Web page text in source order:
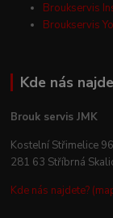
Broukservis
Broukservis
Kde nás
Brouk servis JMK
Kostelní Střimelice 96
281 63 Stříbrná
Kde nás najdete?